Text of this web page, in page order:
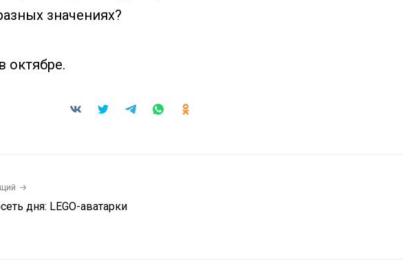
значениях?
октябре.
дня: LEGO-аватарки